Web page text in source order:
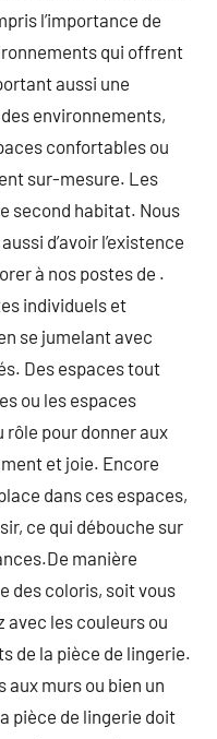
l’importance de
qui offrent
aussi une
environnements,
confortables ou
sur-mesure. Les
second habitat. Nous
d’avoir l’existence
à nos postes de .
individuels et
se jumelant avec
Des espaces tout
ou les espaces
pour donner aux
et joie. Encore
dans ces espaces,
ce qui débouche sur
manière
des coloris, soit vous
avec les couleurs ou
de la pièce de lingerie.
aux murs ou bien un
pièce de lingerie doit